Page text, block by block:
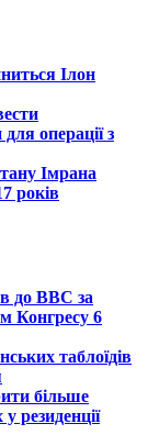
Ілон
операції з
Імрана
років
до ВВС за
Конгресу 6
таблоїдів
більше
резиденції